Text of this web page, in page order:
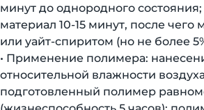
минут до однородного
материал 10-15 минут, после
или уайт-спиритом (но не более
• Применение полимера:
относительной влажности
подготовленный полимер